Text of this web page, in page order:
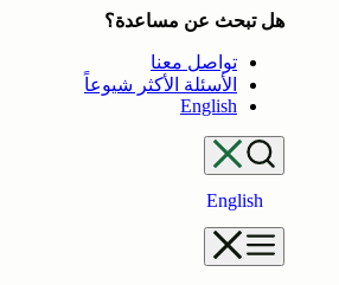
هل تبحث عن مساعدة؟
تواصل معنا
الأسئلة الأكثر شيوعاً
English
English